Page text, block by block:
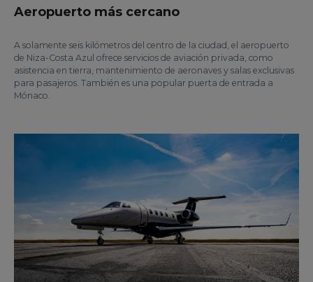
Aeropuerto más cercano
A solamente seis kilómetros del centro de la ciudad, el aeropuerto
de Niza-Costa Azul ofrece servicios de aviación privada, como
asistencia en tierra, mantenimiento de aeronaves y salas exclusivas
para pasajeros. También es una popular puerta de entrada a
Mónaco.